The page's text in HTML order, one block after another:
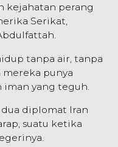
kejahatan perang
Serikat,
tanpa air, tanpa
punya
yang teguh.
diplomat Iran
suatu ketika